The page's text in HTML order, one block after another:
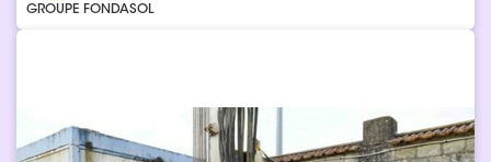
GROUPE FONDASOL